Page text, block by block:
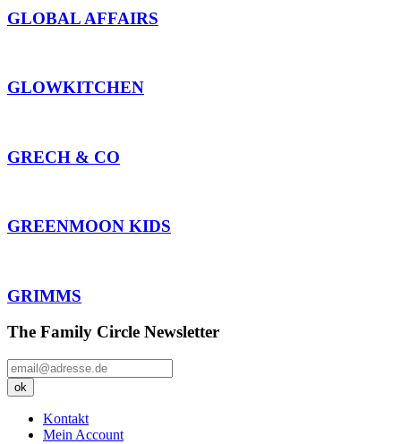
GLOBAL AFFAIRS
GLOWKITCHEN
GRECH & CO
GREENMOON KIDS
GRIMMS
The Family Circle Newsletter
Kontakt
Mein Account